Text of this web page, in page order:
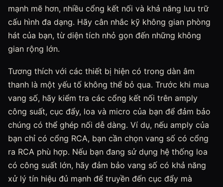
mạnh mẽ hơn, nhiều cổng kết nối và khả năng lưu trữ
cấu hình đa dạng. Hãy cân nhắc kỹ không gian phòng
hát của bạn, từ diện tích nhỏ gọn đến những không
gian rộng lớn.
Tương thích với các thiết bị hiện có trong dàn âm
thanh là một yếu tố không thể bỏ qua. Trước khi mua
vang số, hãy kiểm tra các cổng kết nối trên amply
công suất, cục đẩy, loa và micro của bạn để đảm bảo
chúng có thể ghép nối dễ dàng. Ví dụ, nếu amply của
bạn chỉ có cổng RCA, bạn cần chọn vang số có cổng
ra RCA phù hợp. Nếu bạn đang sử dụng hệ thống loa
có công suất lớn, hãy đảm bảo vang số có khả năng
xử lý tín hiệu đủ mạnh để truyền đến cục đẩy mà